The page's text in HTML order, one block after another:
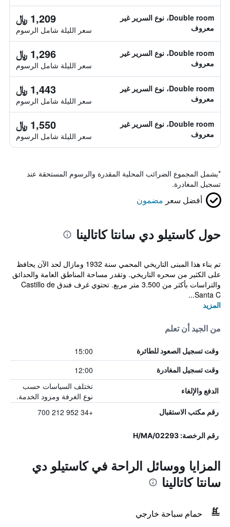
Double room، نوع السرير غير
معروف
1,209 ﷼
سعر الليلة شامل الرسوم
Double room، نوع السرير غير
معروف
1,296 ﷼
سعر الليلة شامل الرسوم
Double room، نوع السرير غير
معروف
1,443 ﷼
سعر الليلة شامل الرسوم
Double room، نوع السرير غير
معروف
1,550 ﷼
سعر الليلة شامل الرسوم
*يشمل المجموع الضرائب المحلية المقدرة والرسوم المستحقة عند
تسجيل المغادرة.
أفضل سعر مضمون
حول كاستيلو دي سانتا كاتالينا
تم بناء هذا المبنى التاريخي المحمي سنة 1932 ومازال لحد الآن يحافظ
على الكثير من سحره التاريخي. وتقدر مساحة المناطق العامة والحدائق
والتراسات بأكثر من 3.500 متر مربع. تحتوي غرف فندق Castillo de
Santa C...
المزيد
من الجيد أن تعلم
وقت تسجيل الصعود للطائرة 15:00
وقت تسجيل المغادرة 12:00
الدفع والإلغاء
تختلف السياسات حسب
نوع الغرفة ومزود الخدمة.
رقم مكتب الاستقبال +34 952 212 700
رقم الرخصة: H/MA/02293
المزايا ووسائل الراحة في كاستيلو دي
سانتا كاتالينا
حمام سباحة خارجي